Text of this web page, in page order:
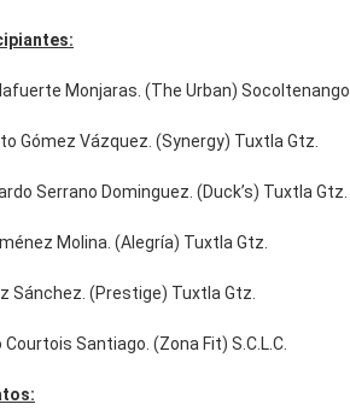
Monjaras. (The Urban) Socoltenango.
Gómez Vázquez. (Synergy) Tuxtla Gtz.
Serrano Dominguez. (Duck’s) Tuxtla Gtz.
Molina. (Alegría) Tuxtla Gtz.
Sánchez. (Prestige) Tuxtla Gtz.
Santiago. (Zona Fit) S.C.L.C.